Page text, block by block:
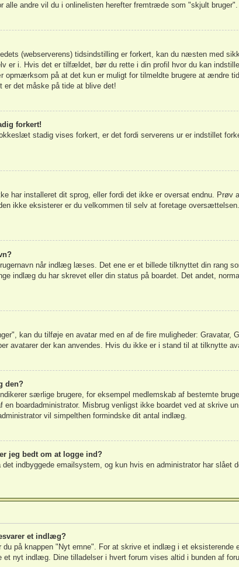
alle andre vil du i onlinelisten herefter fremtræde som "skjult bruger".
(webserverens) tidsindstilling er forkert, kan du næsten med
er i. Hvis det er tilfældet, bør du rette i din profil hvor du kan
opmærksom på at det kun er muligt for tilmeldte brugere at ændre
er det måske på tide at blive det!
forkert!
stadig vises forkert, er det fordi serverens ur er indstillet
har installeret dit sprog, eller fordi det ikke er oversat endnu.
ikke eksisterer er du velkommen til selv at foretage
når indlæg læses. Det ene er et billede tilknyttet din rang
indlæg du har skrevet eller din status på boardet. Det andet,
kan du tilføje en avatar med en af de fire muligheder: Gravatar,
avatarer der kan anvendes. Hvis du ikke er i stand til at tilknytte
den?
særlige brugere, for eksempel medlemskab af bestemte
boardadministrator. Misbrug venligst ikke boardet ved at skrive
vil simpelthen formindske dit antal indlæg.
jeg bedt om at logge ind?
indbyggede emailsystem, og kun hvis en administrator har
et indlæg?
på knappen "Nyt emne". For at skrive et indlæg i et
nyt indlæg. Dine tilladelser i hvert forum vises altid i bunden af